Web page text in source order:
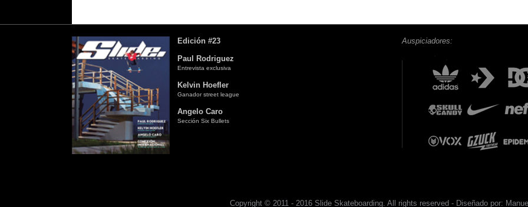
Edición #23
Paul Rodriguez
Entrevista exclusiva
Kelvin Hoefler
Ganador street league
Angelo Caro
Sección Six Bullets
Auspiciadores:
Copyright © 2011 - 2016 Slide Skateboarding. All rights reserved - Diseñado por: